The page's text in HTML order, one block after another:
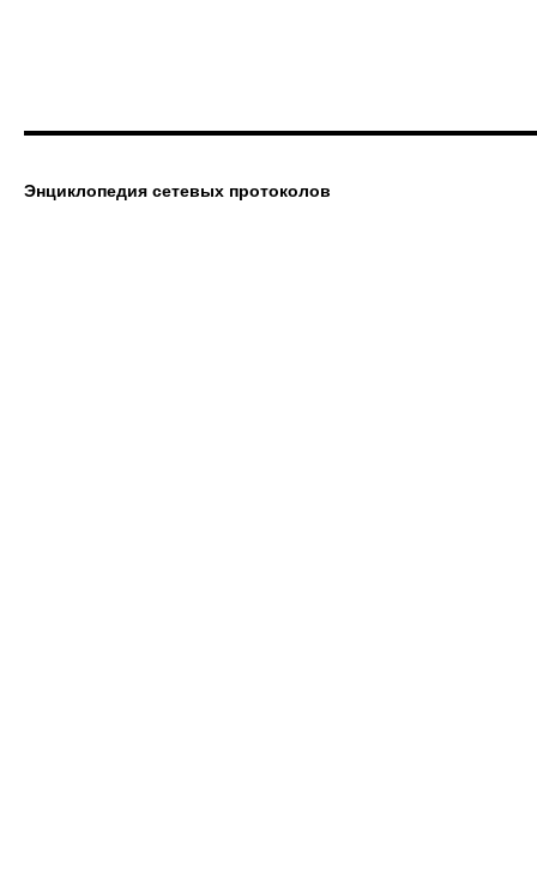
Энциклопедия сетевых протоколов